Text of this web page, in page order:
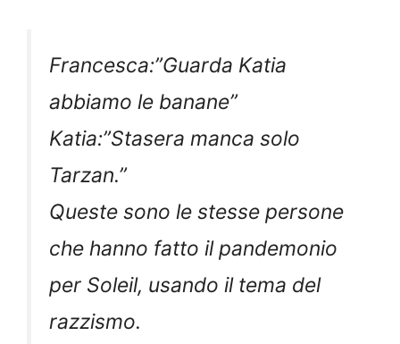
Francesca:”Guarda Katia
abbiamo le banane”
Katia:”Stasera manca solo
Tarzan.”
Queste sono le stesse persone
che hanno fatto il pandemonio
per Soleil, usando il tema del
razzismo.